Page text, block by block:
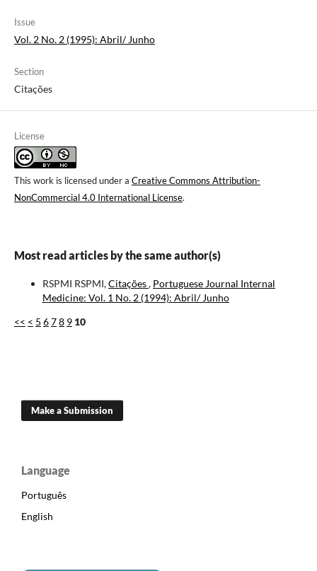
Issue
Vol. 2 No. 2 (1995): Abril/ Junho
Section
Citações
License
This work is licensed under a Creative Commons Attribution-
NonCommercial 4.0 International License.
Most read articles by the same author(s)
RSPMI RSPMI,Citações, Portuguese Journal Internal
Medicine: Vol. 1 No. 2 (1994): Abril/ Junho
<< < 5 678 9 10
Make a Submission
Language
Português
English